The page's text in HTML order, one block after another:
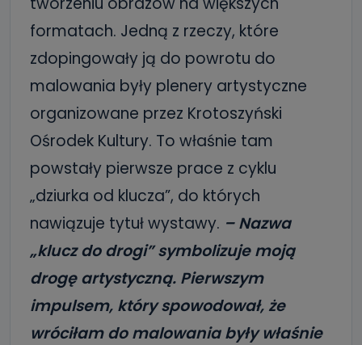
formatach. Jedną z rzeczy, które
zdopingowały ją do powrotu do
malowania były plenery artystyczne
organizowane przez Krotoszyński
Ośrodek Kultury. To właśnie tam
powstały pierwsze prace z cyklu
„dziurka od klucza”, do których
nawiązuje tytuł wystawy. – Nazwa
„klucz do drogi” symbolizuje moją
drogę artystyczną. Pierwszym
impulsem, który spowodował, że
wróciłam do malowania były właśnie